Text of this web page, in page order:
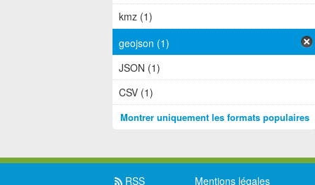
kmz (1)
geojson (1)
JSON (1)
CSV (1)
Montrer uniquement les formats populaires
RSS Mentions légales